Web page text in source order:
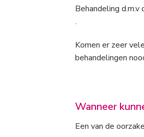
Behandeling
.
Komen er zeer
behandelingen
Wanneer
Een van de